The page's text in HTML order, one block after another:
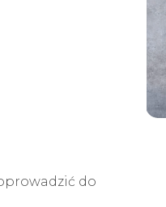
do